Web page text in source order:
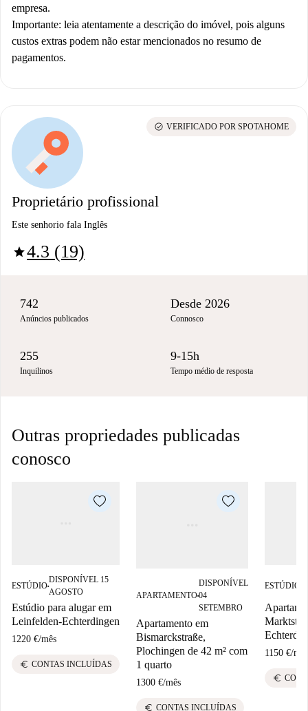
empresa.
Importante: leia atentamente a descrição do imóvel, pois alguns
custos extras podem não estar mencionados no resumo de
pagamentos.
Proprietário profissional
Este senhorio fala Inglês
star4.3 (19)
check_circle VERIFICADO POR SPOTAHOME
742
Anúncios publicados
Desde 2026
Connosco
255
Inquilinos
9-15h
Tempo médio de resposta
Outras propriedades publicadas
conosco
ESTÚDIO■
DISPONÍVEL 15
AGOSTO
Estúdio para alugar em
Leinfelden-Echterdingen
1220 €/mês
euro CONTAS INCLUÍDAS
APARTAMENTO■
DISPONÍVEL
04
SETEMBRO
Apartamento em
Bismarckstraße,
Plochingen de 42 m² com
1 quarto
1300 €/mês
euro CONTAS INCLUÍDAS
ESTÚDIO
1150 €/mês
euro